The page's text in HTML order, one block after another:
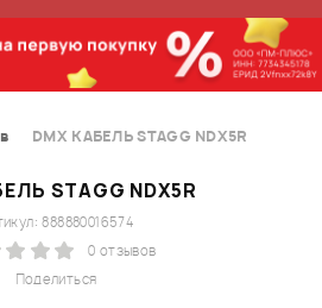
DMX КАБЕЛЬ STAGG NDX5R
STAGG NDX5R
Поделиться
888880016574
0 отзывов